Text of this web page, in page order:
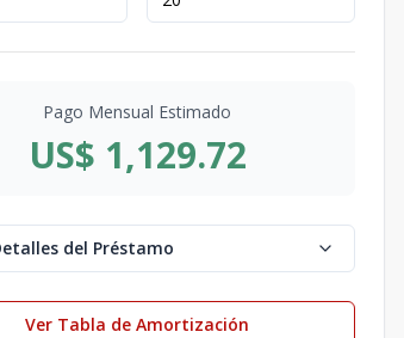
Pago Mensual Estimado
US$ 1,129.72
del Préstamo
Ver Tabla de Amortización